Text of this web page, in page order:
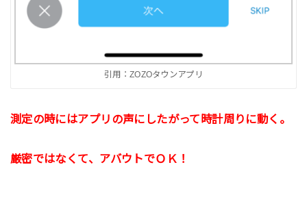
引用：ZOZOタウンアプリ
測定の時にはアプリの声にしたがって時計周りに動く。
厳密ではなくて、アバウトでＯＫ！